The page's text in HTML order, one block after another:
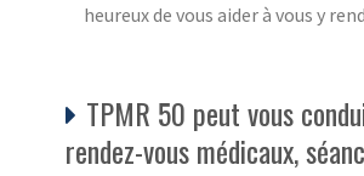
heureux de vous aider à vous y
TPMR 50 peut vous
rendez-vous médicaux,